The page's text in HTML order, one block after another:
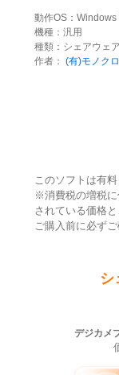
動作OS：Windows
機種：汎用
種類：シェアウェア
作者： (有)モノク
このソフトは有料
※消費税の増税に
されている価格
ご購入前に必ずご
シ
デジカメ